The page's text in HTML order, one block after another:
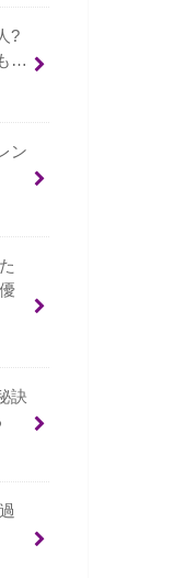
?
…
ン
訣